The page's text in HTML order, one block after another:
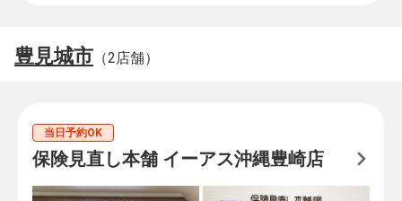
豊見城市 （2店舗）
当日予約OK
保険見直し本舗 イーアス沖縄豊崎店